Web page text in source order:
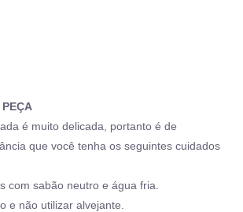
é muito delicada, portanto é de
que você tenha os seguintes cuidados
com sabão neutro e água fria.
e não utilizar alvejante.